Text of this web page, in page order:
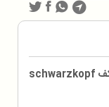
اسپری مو مگنیفیسنت استرنگت گلیس شوارتزکف schwarzkopf